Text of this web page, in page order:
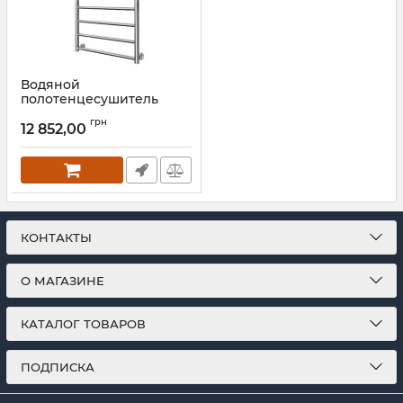
Водяной
полотенцесушитель
770х530/500 золото
Артикул:1.8.044565.P-GS
12 852,00 грн
КОНТАКТЫ
О МАГАЗИНЕ
КАТАЛОГ ТОВАРОВ
ПОДПИСКА